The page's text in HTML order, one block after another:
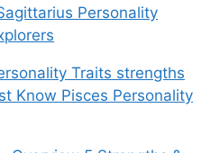
Personality
Traits strengths
Know Pisces Personality